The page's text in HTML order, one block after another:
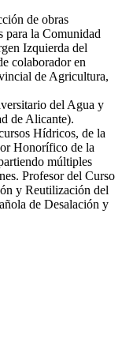
de obras
para la Comunidad
Izquierda del
colaborador en
de Agricultura,
del Agua y
de Alicante).
Hídricos, de la
Honorífico de la
múltiples
Profesor del Curso
y Reutilización del
de Desalación y